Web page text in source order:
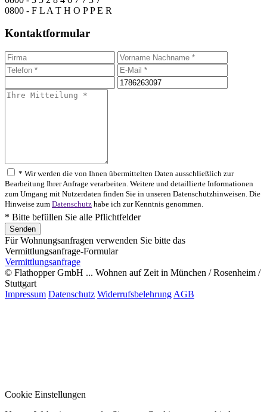
0800 - F L A T H O P P E R
Kontaktformular
* Wir werden die von Ihnen übermittelten Daten ausschließlich zur
Bearbeitung Ihrer Anfrage verarbeiten. Weitere und detaillierte Informationen
zum Umgang mit Nutzerdaten finden Sie in unseren Datenschutzhinweisen. Die
Hinweise zum Datenschutz habe ich zur Kenntnis genommen.
* Bitte befüllen Sie alle Pflichtfelder
Für Wohnungsanfragen verwenden Sie bitte das
Vermittlungsanfrage-Formular
Vermittlungsanfrage
© Flathopper GmbH ... Wohnen auf Zeit in München / Rosenheim /
Stuttgart
Impressum Datenschutz Widerrufsbelehrung AGB
Cookie Einstellungen